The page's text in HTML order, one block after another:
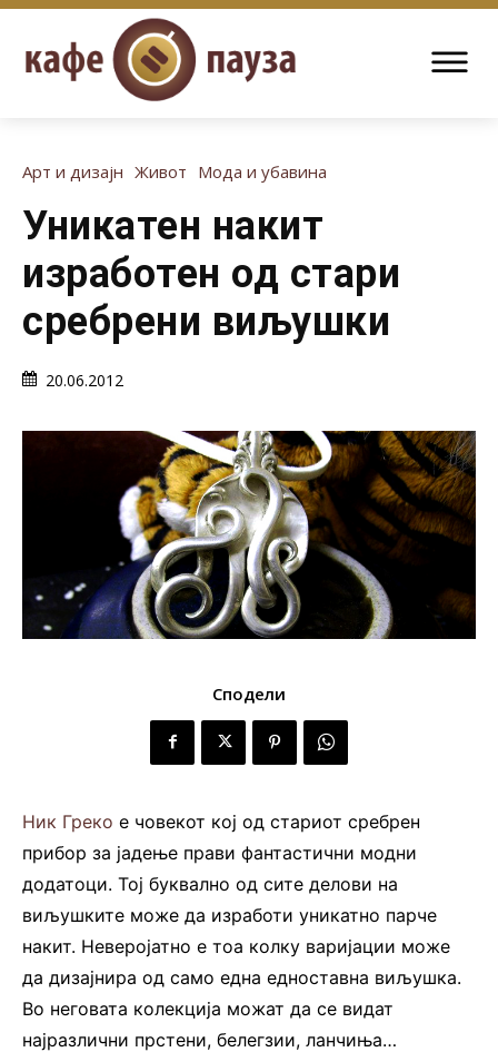
Арт и дизајн Живот Мода и убавина
Уникатен накит
изработен од стари
сребрени виљушки
20.06.2012
Сподели
Ник Греко е човекот кој од стариот сребрен
прибор за јадење прави фантастични модни
додатоци. Тој буквално од сите делови на
виљушките може да изработи уникатно парче
накит. Неверојатно е тоа колку варијации може
да дизајнира од само една едноставна виљушка.
Во неговата колекција можат да се видат
најразлични прстени, белегзии, ланчиња…